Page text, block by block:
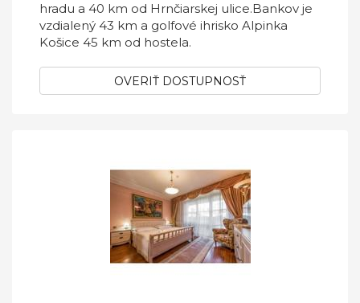
hradu a 40 km od Hrnčiarskej ulice.Bankov je
vzdialený 43 km a golfové ihrisko Alpinka
Košice 45 km od hostela.
OVERIŤ DOSTUPNOSŤ